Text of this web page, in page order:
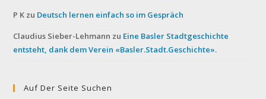
P K zu Deutsch lernen einfach so im Gespräch
Claudius Sieber-Lehmann zu Eine Basler Stadtgeschichte
entsteht, dank dem Verein «Basler.Stadt.Geschichte».
Auf Der Seite Suchen